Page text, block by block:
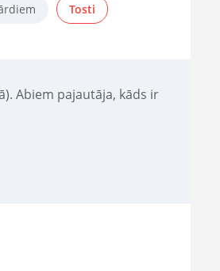
Tosti
Abiem pajautāja, kāds ir